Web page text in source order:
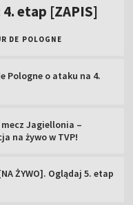
etap [ZAPIS]
DE POLOGNE
Pologne o ataku na 4.
mecz Jagiellonia –
na żywo w TVP!
ŻYWO]. Oglądaj 5. etap